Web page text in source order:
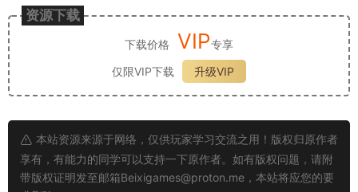
资源下载
下载价格 VIP专享
仅限VIP下载
升级VIP
本站资源来源于网络，仅供玩家学习交流之用！版权归原作者
享有，有能力的同学可以支持一下原作者。如有版权问题，请附
带版权证明发至邮箱Beixigames@proton.me ，本站将应您的要